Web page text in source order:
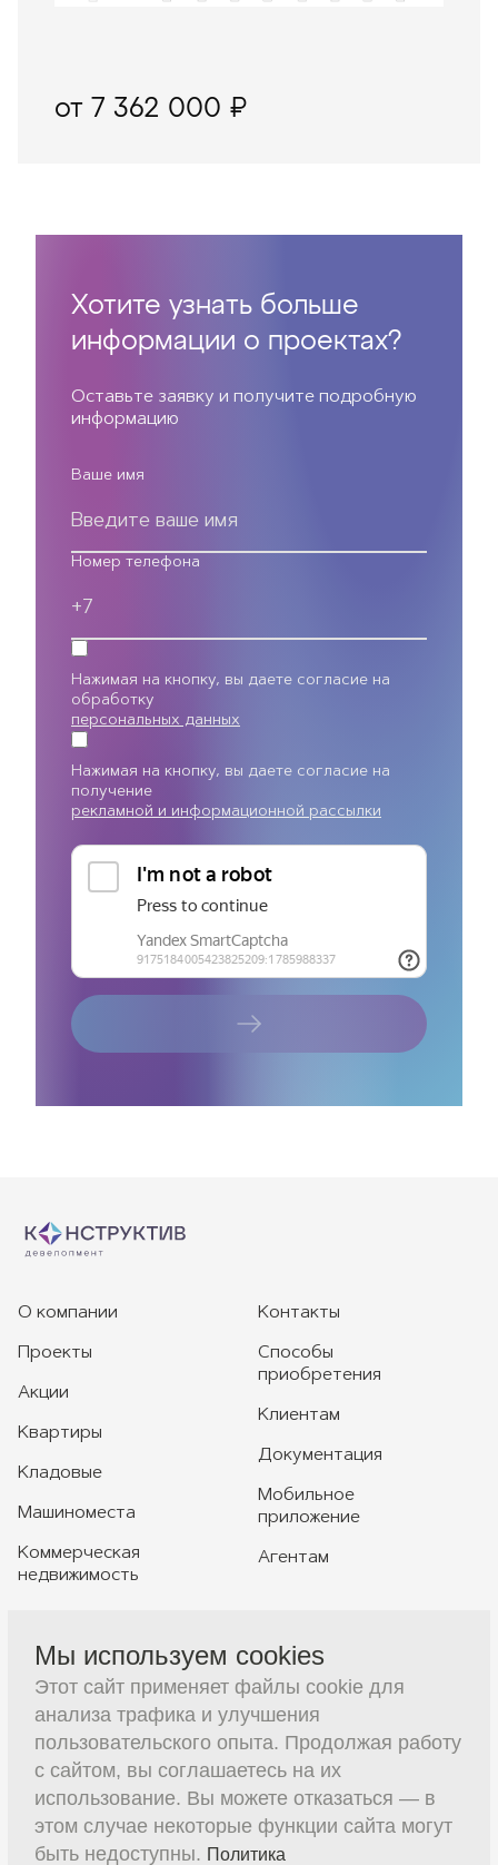
от 7 362 000 ₽
Хотите узнать больше
информации о проектах?
Оставьте заявку и получите подробную
информацию
Ваше имя
Номер телефона
О компании
Проекты
Акции
Квартиры
Кладовые
Машиноместа
Коммерческая
недвижимость
Контакты
Способы
приобретения
Клиентам
Документация
Мобильное
приложение
Агентам
+7 391 230-20-20
sales@constructive-d.ru
(с) 2026 ООО Специализированный застройщик
Мы используем cookies
Этот сайт применяет файлы cookie для
анализа трафика и улучшения
пользовательского опыта. Продолжая работу
с сайтом, вы соглашаетесь на их
использование. Вы можете отказаться — в
этом случае некоторые функции сайта могут
быть недоступны. Политика